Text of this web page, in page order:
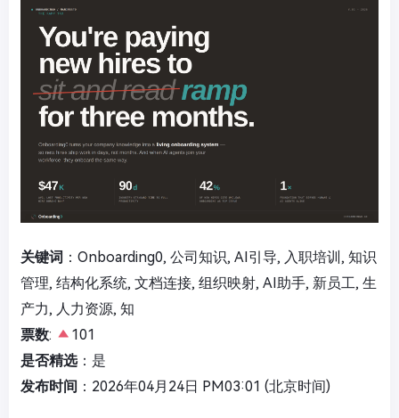
关键词 ：Onboarding0, 公司知识, AI引导, 入职培训, 知识
管理, 结构化系统, 文档连接, 组织映射, AI助手, 新员工, 生
产力, 人力资源, 知
票数:
101
是否精选：是
发布时间 ：2026年04月24日 PM03:01 (北京时间)